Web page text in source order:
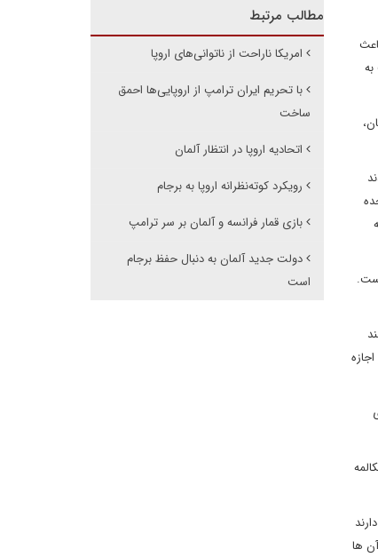
در سال ۲۰۱۷ برای
برای اوباما یک اولویت هست یا نه، اختلاف نظر دارند. آن ها می گویند که اوباما از آغاز سال ۲۰۱۵ بیش از ۷۰ مکالمه
ها
مطالب مرتبط
امریکا ناراحت از ناتوانی‌های اروپا
با تحریم ایران ترامپ از اروپایی‌ها احمق
ساخت
اتحادیه اروپا در انتظار آلمان
رویکرد کوته‌نظرانه اروپا به برجام
بازی قمار فرانسه و آلمان بر سر ترامپ
دولت جدید آلمان به دنبال حفظ برجام
است